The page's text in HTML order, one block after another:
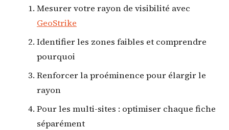
Mesurer votre rayon de visibilité avec
GeoStrike
Identifier les zones faibles et comprendre
pourquoi
Renforcer la proéminence pour élargir le
rayon
Pour les multi-sites : optimiser chaque fiche
séparément